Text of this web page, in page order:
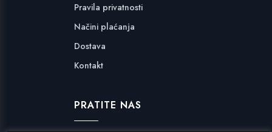
Pravila privatnosti
Načini plaćanja
Dostava
Kontakt
PRATITE NAS